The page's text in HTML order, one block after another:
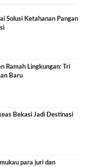
Solusi Ketahanan Pangan
Ramah Lingkungan: Tri
Baru
Bekasi Jadi Destinasi
para juri dan